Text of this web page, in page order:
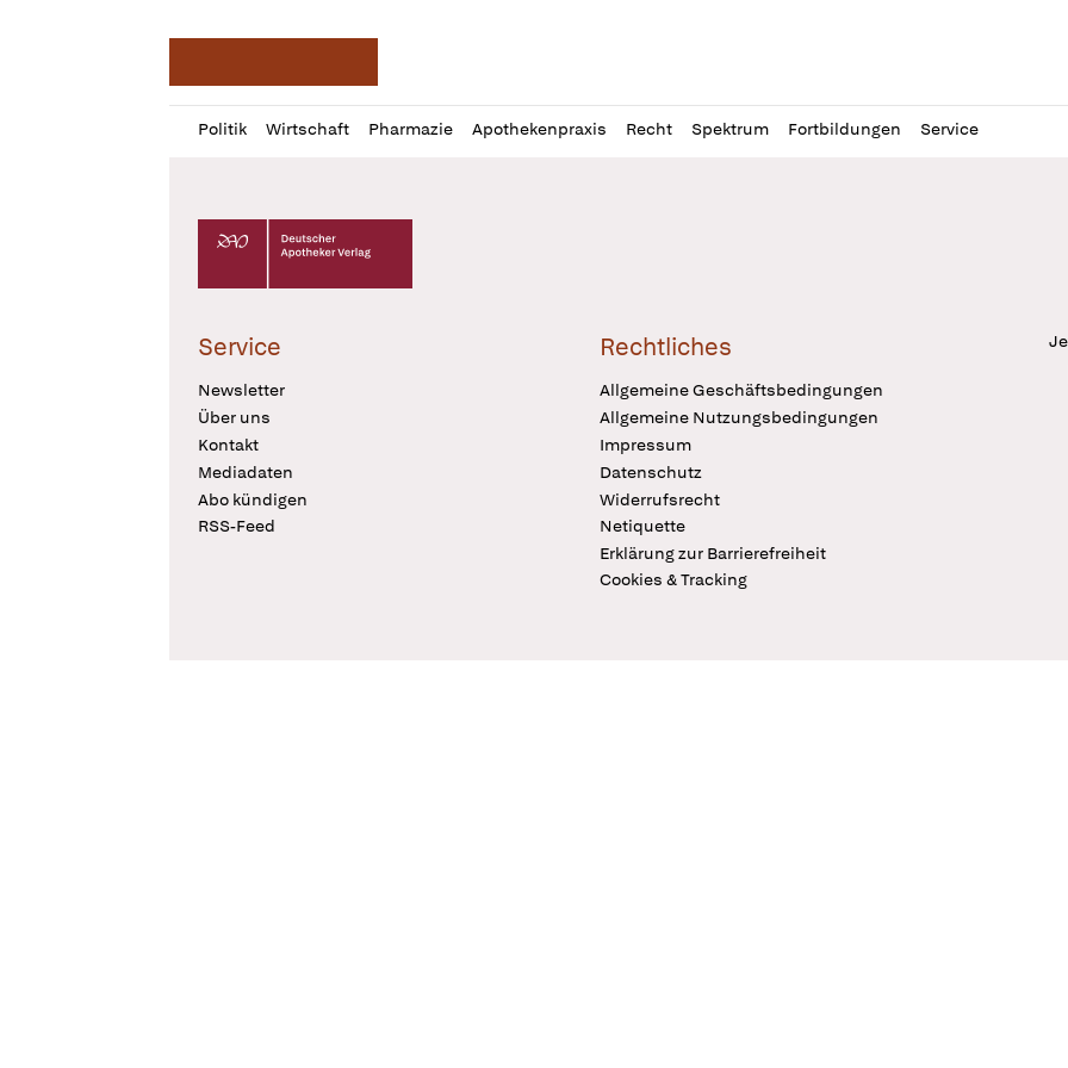
Politik Wirtschaft Pharmazie Apothekenpraxis Recht Spektrum Fortbildungen Service
Profil
öffnen
Daz
Pur
Deutscher Apotheker Verlag Logo
Service
Newsletter
Über uns
Kontakt
Mediadaten
Abo kündigen
RSS-Feed
Rechtliches
Allgemeine Geschäftsbedingungen
Allgemeine Nutzungsbedingungen
Impressum
Datenschutz
Widerrufsrecht
Netiquette
Erklärung zur Barrierefreiheit
Cookies & Tracking